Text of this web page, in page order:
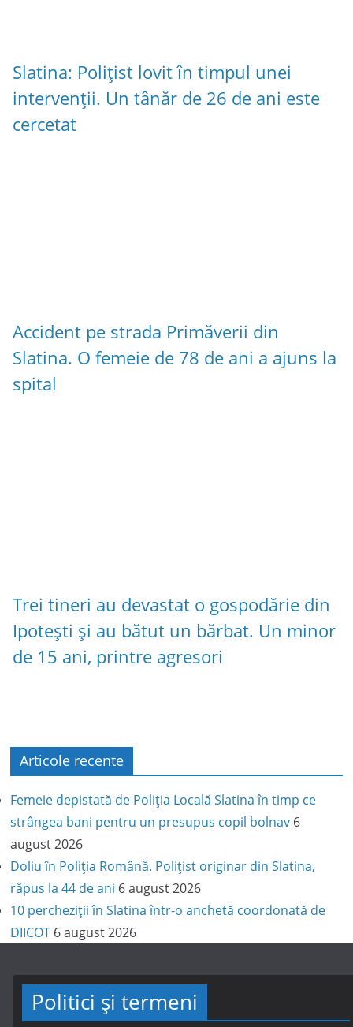
Slatina: Polițist lovit în timpul unei
intervenții. Un tânăr de 26 de ani este
cercetat
Accident pe strada Primăverii din
Slatina. O femeie de 78 de ani a ajuns la
spital
Trei tineri au devastat o gospodărie din
Ipotești și au bătut un bărbat. Un minor
de 15 ani, printre agresori
Articole recente
Femeie depistată de Poliția Locală Slatina în timp ce
strângea bani pentru un presupus copil bolnav 6
august 2026
Doliu în Poliția Română. Polițist originar din Slatina,
răpus la 44 de ani 6 august 2026
10 percheziții în Slatina într-o anchetă coordonată de
DIICOT 6 august 2026
Politici și termeni